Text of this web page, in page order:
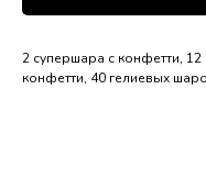
2 супершара с конфетти,
конфетти, 40 гелиевых